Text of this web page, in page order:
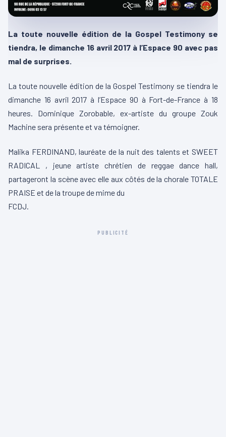
La toute nouvelle édition de la Gospel Testimony se
tiendra, le dimanche 16 avril 2017 à l’Espace 90 avec pas
mal de surprises.
La toute nouvelle édition de la Gospel Testimony se tiendra le
dimanche 16 avril 2017 à l’Espace 90 à Fort-de-France à 18
heures. Dominique Zorobable, ex-artiste du groupe Zouk
Machine sera présente et va témoigner.
Malika FERDINAND, lauréate de la nuit des talents et SWEET
RADICAL , jeune artiste chrétien de reggae dance hall,
partageront la scène avec elle aux côtés de la chorale TOTALE
PRAISE et de la troupe de mime du
FCDJ.
PUBLICITÉ